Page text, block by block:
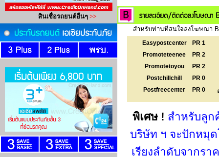
สำหรับท่านที่สนใจลงโฆษณา
Easypostcenter
PR 1
Promoteteenee
PR 2
Promotetoyou
PR 2
Postchillchill
PR 0
Postfreecenter
PR 0
พิเศษ ! สำหรับลูก
บริษัท ฯ จะปักหมุ
เรียงลำดับจากร